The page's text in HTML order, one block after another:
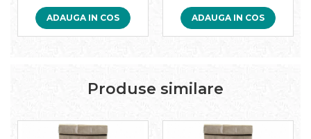
ADAUGA IN COS ADAUGA IN COS
Produse similare